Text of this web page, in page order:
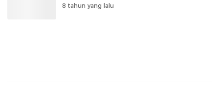
8 tahun yang lalu